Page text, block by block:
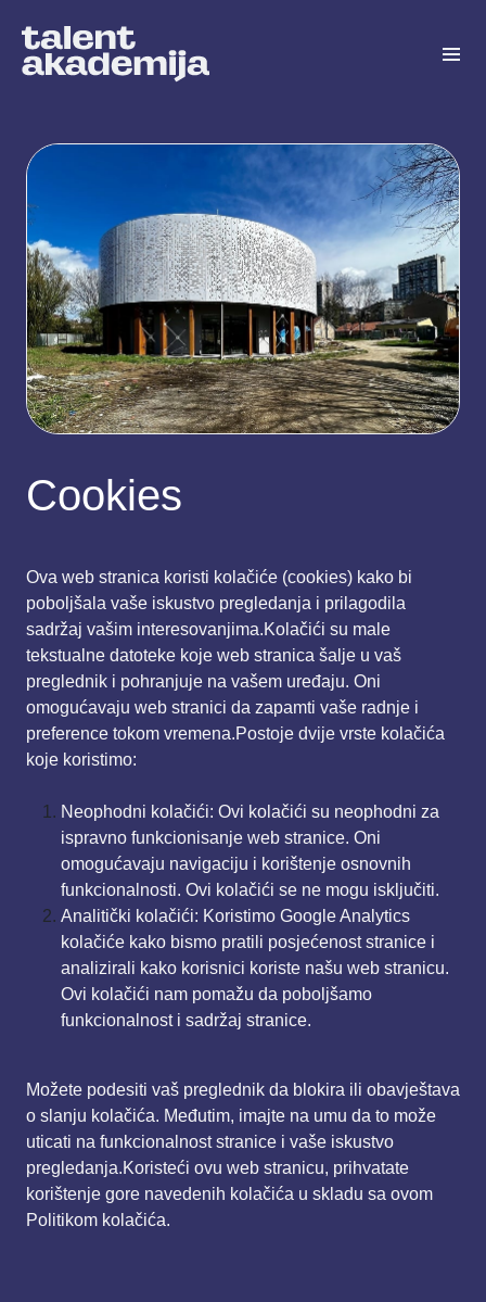
Cookies
Ova web stranica koristi kolačiće (cookies) kako bi
poboljšala vaše iskustvo pregledanja i prilagodila
sadržaj vašim interesovanjima.Kolačići su male
tekstualne datoteke koje web stranica šalje u vaš
preglednik i pohranjuje na vašem uređaju. Oni
omogućavaju web stranici da zapamti vaše radnje i
preference tokom vremena.Postoje dvije vrste kolačića
koje koristimo:
Neophodni kolačići: Ovi kolačići su neophodni za
ispravno funkcionisanje web stranice. Oni
omogućavaju navigaciju i korištenje osnovnih
funkcionalnosti. Ovi kolačići se ne mogu isključiti.
Analitički kolačići: Koristimo Google Analytics
kolačiće kako bismo pratili posjećenost stranice i
analizirali kako korisnici koriste našu web stranicu.
Ovi kolačići nam pomažu da poboljšamo
funkcionalnost i sadržaj stranice.
Možete podesiti vaš preglednik da blokira ili obavještava
o slanju kolačića. Međutim, imajte na umu da to može
uticati na funkcionalnost stranice i vaše iskustvo
pregledanja.Koristeći ovu web stranicu, prihvatate
korištenje gore navedenih kolačića u skladu sa ovom
Politikom kolačića.